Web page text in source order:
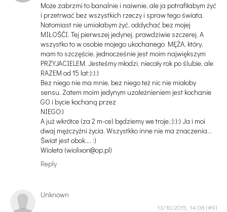
Może zabrzmi to banalnie i naiwnie, ale ja potrafiłabym żyć
i przetrwać bez wszystkich rzeczy i spraw tego świata.
Natomiast nie umiałabym żyć, oddychać bez mojej
MIŁOŚĆI. Tej pierwszej jedynej, prawdziwie szczerej. A
wszystko to w osobie mojego ukochanego MĘŻA, który,
mam to szczęście, jednocześnie jest moim największym
PRZYJACIELEM. Jesteśmy młodzi, niecały rok po ślubie, ale
RAZEM od 15 lat:):):)
Bez niego nie ma mnie, bez niego też nic nie miałoby
sensu. Zatem moim jedynym uzależnieniem jest kochanie
GO i bycie kochaną przez
NIEGO:)
A już wkrótce (za 2 m-ce) będziemy we troje.:):):) Ja i moi
dwaj mężczyźni życia. Wszystkko inne nie ma znaczenia...
Świat jest obok.... :)
Wioleta (wiolixon@op.pl)
Reply
Unknown
13/10/2015, 14:08